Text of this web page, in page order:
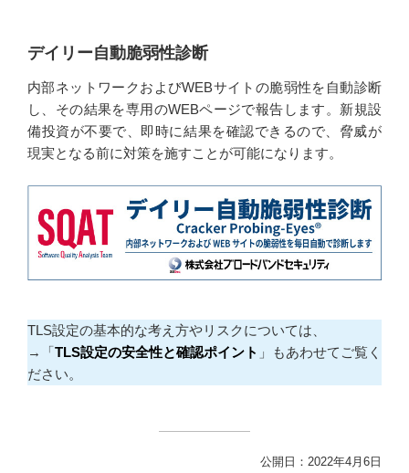
デイリー自動脆弱性診断
内部ネットワークおよびWEBサイトの脆弱性を自動診断
し、その結果を専用のWEBページで報告します。新規設
備投資が不要で、即時に結果を確認できるので、脅威が
現実となる前に対策を施すことが可能になります。
TLS設定の基本的な考え方やリスクについては、
→「TLS設定の安全性と確認ポイント 」もあわせてご覧く
ださい。
公開日：2022年4月6日